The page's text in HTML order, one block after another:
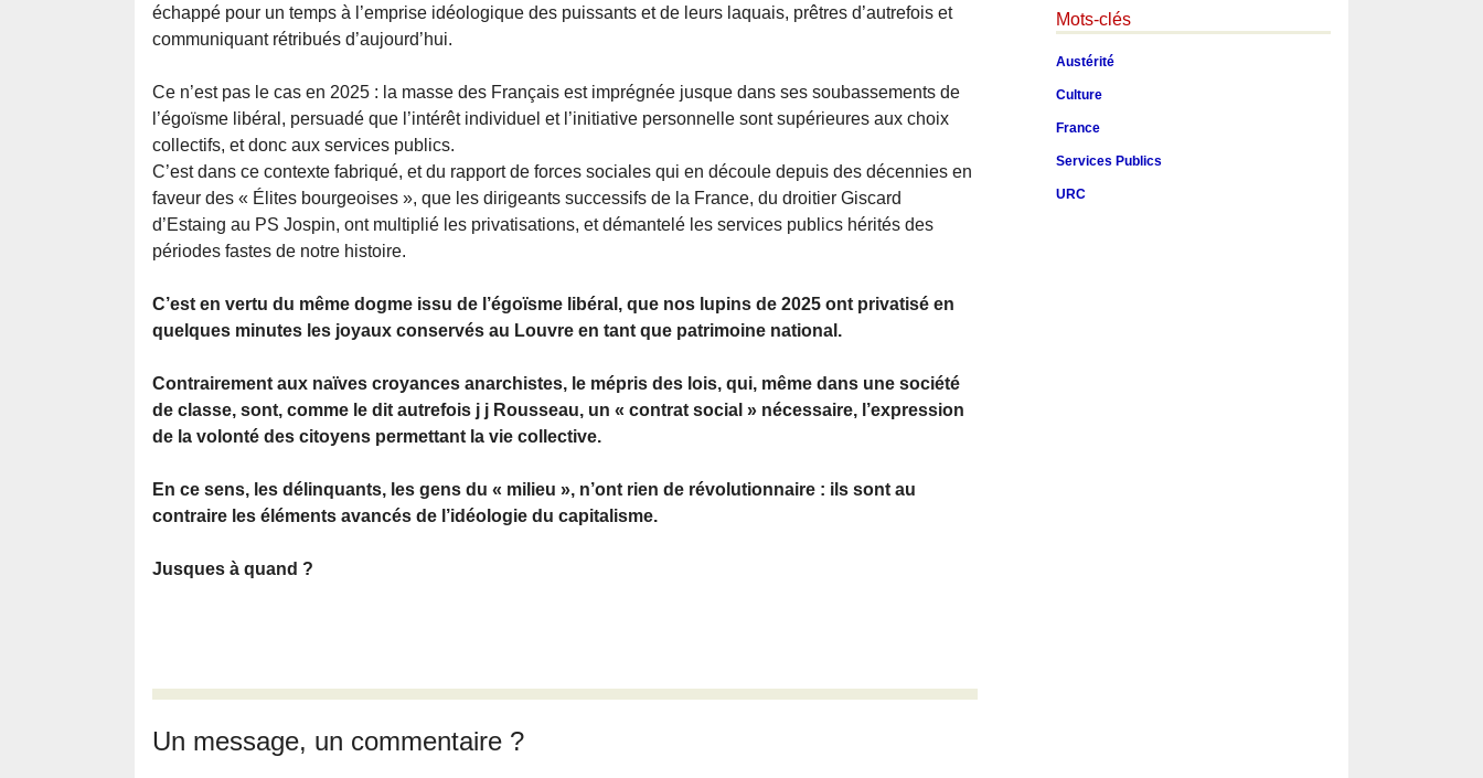
échappé pour un temps à l’emprise idéologique des puissants et de leurs laquais, prêtres d’autrefois et
communiquant rétribués d’aujourd’hui.
Ce n’est pas le cas en 2025 : la masse des Français est imprégnée jusque dans ses soubassements de
l’égoïsme libéral, persuadé que l’intérêt individuel et l’initiative personnelle sont supérieures aux choix
collectifs, et donc aux services publics.
C’est dans ce contexte fabriqué, et du rapport de forces sociales qui en découle depuis des décennies en
faveur des « Élites bourgeoises », que les dirigeants successifs de la France, du droitier Giscard
d’Estaing au PS Jospin, ont multiplié les privatisations, et démantelé les services publics hérités des
périodes fastes de notre histoire.
C’est en vertu du même dogme issu de l’égoïsme libéral, que nos lupins de 2025 ont privatisé en
quelques minutes les joyaux conservés au Louvre en tant que patrimoine national.
Contrairement aux naïves croyances anarchistes, le mépris des lois, qui, même dans une société
de classe, sont, comme le dit autrefois j j Rousseau, un « contrat social » nécessaire, l’expression
de la volonté des citoyens permettant la vie collective.
En ce sens, les délinquants, les gens du « milieu », n’ont rien de révolutionnaire : ils sont au
contraire les éléments avancés de l’idéologie du capitalisme.
Jusques à quand ?
Un message, un commentaire ?
Mots-clés
Austérité
Culture
France
Services Publics
URC